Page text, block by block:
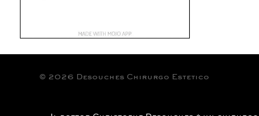
© 2026 Desouches Chirurgo Estetico